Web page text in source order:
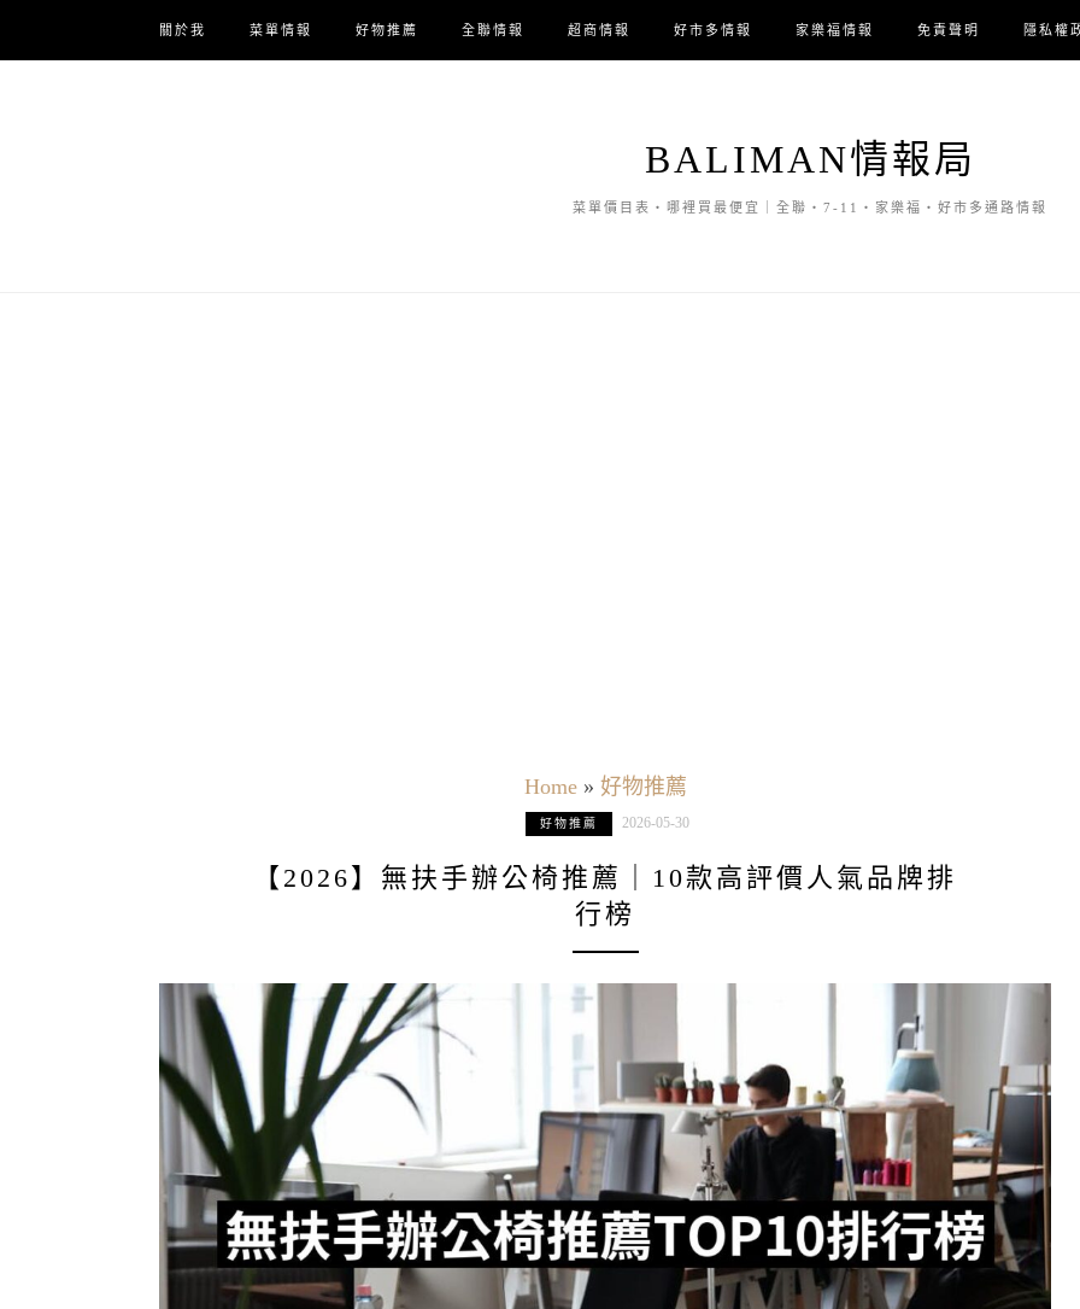
關於我 菜單情報 好物推薦 全聯情報 超商情報 好市多情報 家樂福情報 免責聲明 隱私權
BALIMAN情報局
菜單價目表・哪裡買最便宜｜全聯・7-11・家樂福・好市多通路情報
Home» 好物推薦
好物推薦 2026-05-30
【2026】無扶手辦公椅推薦｜10款高評價人氣品牌排
行榜